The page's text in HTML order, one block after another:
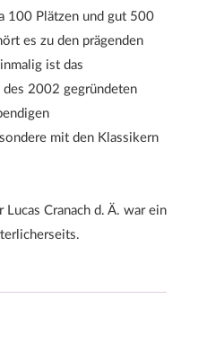
100 Plätzen und gut 500
es zu den prägenden
ist das
2002 gegründeten
mit den Klassikern
Cranach d. Ä. war ein